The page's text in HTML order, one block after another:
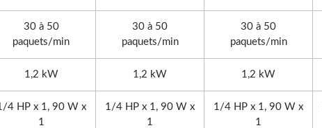
30 à 50
paquets/min
30 à 50
paquets/min
30 à 50
paquets/min
1,2 kW 1,2 kW 1,2 kW
4 HP x 1, 90 W x
1
1/4 HP x 1, 90 W x
1
1/4 HP x 1, 90 W x
1